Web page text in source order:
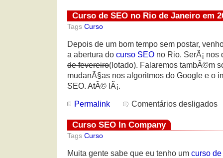
Curso de SEO no Rio de Janeiro em
Tags Curso
Depois de um bom tempo sem postar,
a abertura do curso SEO no Rio. SerÃ¡
de fevereiro(lotado). Falaremos tambÃ©m
mudanÃ§as nos algoritmos do Google e o
SEO. AtÃ© lÃ¡.
Permalink Comentários desligados
Curso SEO In Company
Tags Curso
Muita gente sabe que eu tenho um curso